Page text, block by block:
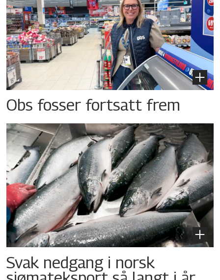
Obs fosser fortsatt frem
Svak nedgang i norsk